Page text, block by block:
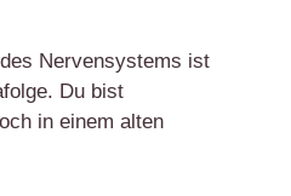
Nervensystems ist
Du bist
in einem alten